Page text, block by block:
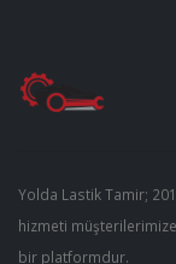
Yolda Lastik Tamir;
hizmeti
bir platformdur.